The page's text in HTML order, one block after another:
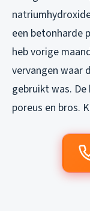
een betonharde
heb vorige
vervangen waar
gebruikt was.
poreus en bros.